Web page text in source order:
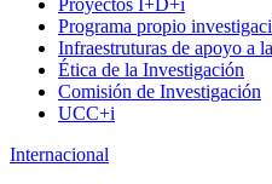
Proyectos I+D+i
Programa propio
Infraestruturas de apoyo a
Ética de la Investigación
Comisión de Investigación
UCC+i
Internacional